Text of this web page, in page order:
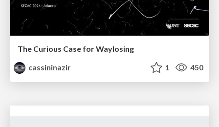
The Curious Case for Waylosing
cassininazir
1 450